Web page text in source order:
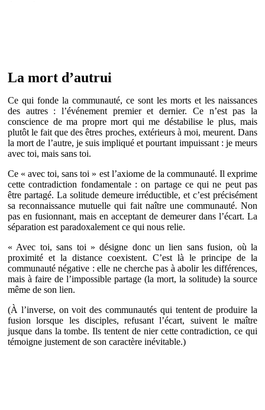
La mort d’autrui
Ce qui fonde la communauté, ce sont les morts et les naissances
des autres : l’événement premier et dernier. Ce n’est pas la
conscience de ma propre mort qui me déstabilise le plus, mais
plutôt le fait que des êtres proches, extérieurs à moi, meurent. Dans
la mort de l’autre, je suis impliqué et pourtant impuissant : je meurs
avec toi, mais sans toi.
Ce « avec toi, sans toi » est l’axiome de la communauté. Il exprime
cette contradiction fondamentale : on partage ce qui ne peut pas
être partagé. La solitude demeure irréductible, et c’est précisément
sa reconnaissance mutuelle qui fait naître une communauté. Non
pas en fusionnant, mais en acceptant de demeurer dans l’écart. La
séparation est paradoxalement ce qui nous relie.
« Avec toi, sans toi » désigne donc un lien sans fusion, où la
proximité et la distance coexistent. C’est là le principe de la
communauté négative : elle ne cherche pas à abolir les différences,
mais à faire de l’impossible partage (la mort, la solitude) la source
même de son lien.
(À l’inverse, on voit des communautés qui tentent de produire la
fusion lorsque les disciples, refusant l’écart, suivent le maître
jusque dans la tombe. Ils tentent de nier cette contradiction, ce qui
témoigne justement de son caractère inévitable.)